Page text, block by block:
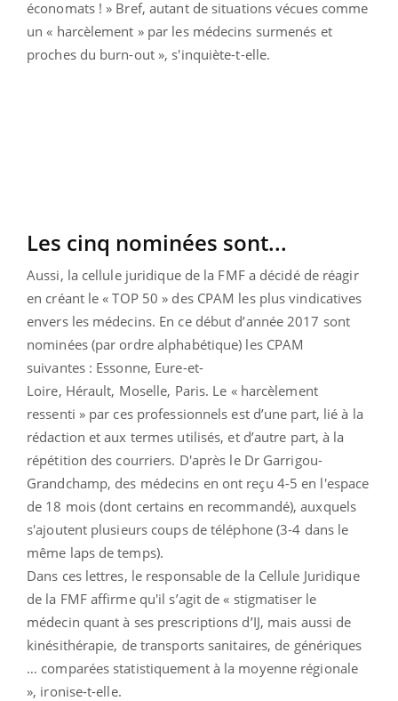
économats ! » Bref, autant de situations vécues comme
un « harcèlement » par les médecins surmenés et
proches du burn-out », s'inquiète-t-elle.
Les cinq nominées sont...
Aussi, la cellule juridique de la FMF a décidé de réagir
en créant le « TOP 50 » des CPAM les plus vindicatives
envers les médecins. En ce début d’année 2017 sont
nominées (par ordre alphabétique) les CPAM
suivantes : Essonne, Eure-et-
Loire, Hérault, Moselle, Paris. Le « harcèlement
ressenti » par ces professionnels est d’une part, lié à la
rédaction et aux termes utilisés, et d’autre part, à la
répétition des courriers. D'après le Dr Garrigou-
Grandchamp, des médecins en ont reçu 4-5 en l'espace
de 18 mois (dont certains en recommandé), auxquels
s'ajoutent plusieurs coups de téléphone (3-4 dans le
même laps de temps).
Dans ces lettres, le responsable de la Cellule Juridique
de la FMF affirme qu'il s’agit de « stigmatiser le
médecin quant à ses prescriptions d’IJ, mais aussi de
kinésithérapie, de transports sanitaires, de génériques
… comparées statistiquement à la moyenne régionale
», ironise-t-elle.